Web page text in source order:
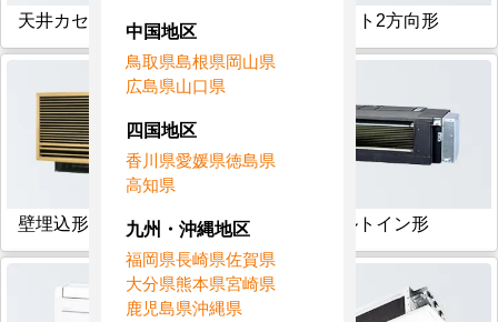
天井カセット1方向形 天井カセット2方向形
壁埋込形 フリービルトイン形
中国地区
鳥取県島根県岡山県
広島県山口県
四国地区
香川県愛媛県徳島県
高知県
九州・沖縄地区
福岡県長崎県佐賀県
大分県熊本県宮崎県
鹿児島県沖縄県